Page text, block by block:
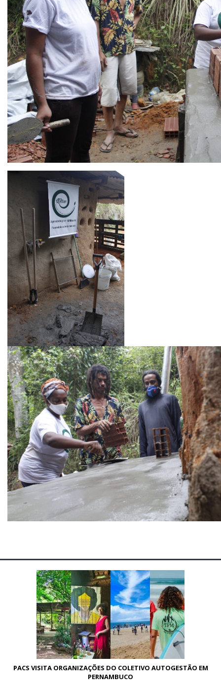
PACS VISITA ORGANIZAÇÕES DO COLETIVO AUTOGESTÃO EM
PERNAMBUCO